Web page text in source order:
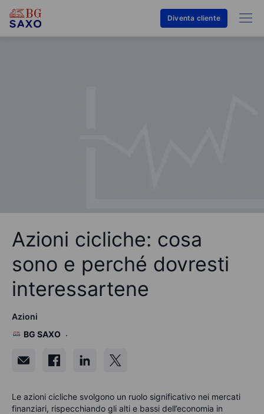
Diventa cliente
Azioni cicliche: cosa
sono e perché dovresti
interessartene
Azioni
BG SAXO
Le azioni cicliche svolgono un ruolo significativo nei mercati
finanziari, rispecchiando gli alti e bassi dell’economia in